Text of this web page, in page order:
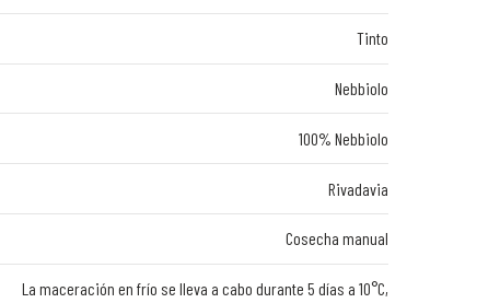
Tinto
Nebbiolo
100% Nebbiolo
Rivadavia
Cosecha manual
La maceración en frío se lleva a cabo durante 5 días a 10°C,